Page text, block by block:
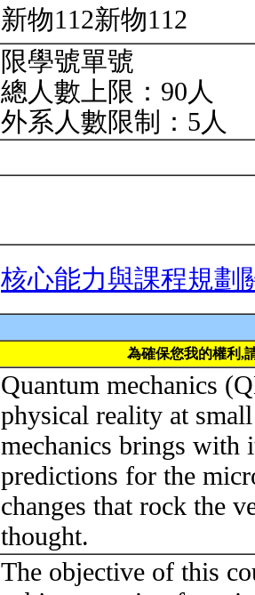
新物112新物112
限學號單號
總人數上限：90人
外系人數限制：5人
核心能力與課程規劃
為確保您我的權利,
Quantum mechanics
physical reality at
mechanics brings with
predictions for the
changes that rock the
thought.
The objective of this